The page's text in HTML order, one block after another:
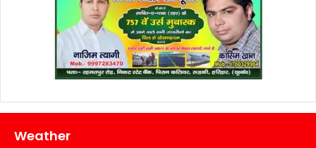
Weather